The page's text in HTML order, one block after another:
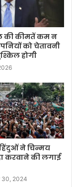
की कीमतें कम न
को चेतावनी
होगी
ने चिन्मय
करवाने की लगाई
30, 2024